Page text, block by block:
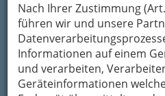
Nach Ihrer Zustimmung
führen wir und unsere
Informationen auf einem
und verarbeiten,
Geräteinformationen
Wer am Montagmorgen
Arbeit über den neuesten
mitreden will, muss
Samstagabend in derDisco
sein.